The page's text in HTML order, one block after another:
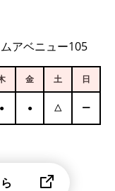
アベニュー105
金 土 日
● ● △ ー